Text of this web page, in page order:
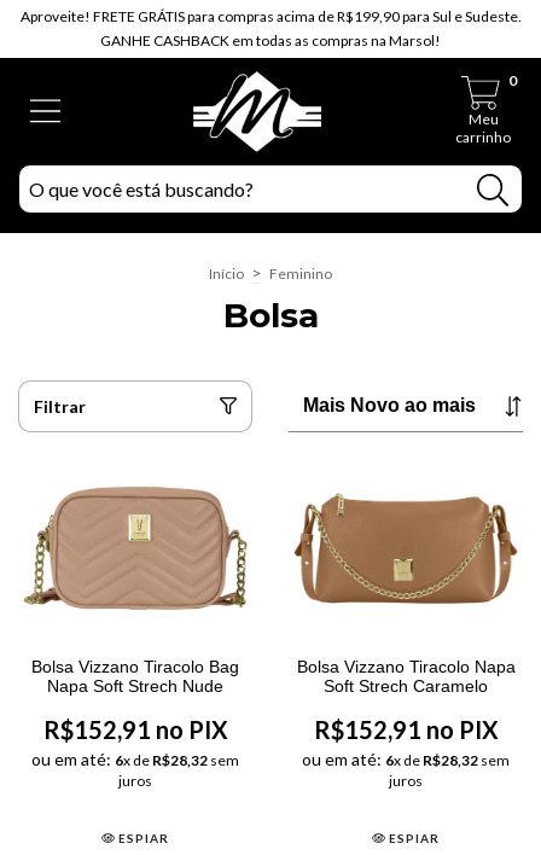
Aproveite! FRETE GRÁTIS para compras acima de R$199,90 para Sul e Sudeste.
GANHE CASHBACK em todas as compras na Marsol!
Meu
carrinho
0
Início > Feminino
Bolsa
Filtrar
Bolsa Vizzano Tiracolo Bag
Napa Soft Strech Nude
R$152,91 no PIX
ou em até: 6x de R$28,32 sem
juros
ESPIAR
Bolsa Vizzano Tiracolo Napa
Soft Strech Caramelo
R$152,91 no PIX
ou em até: 6x de R$28,32 sem
juros
ESPIAR